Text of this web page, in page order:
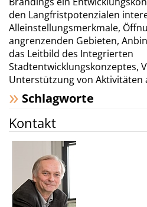
den Langfristpotenzialen
Alleinstellungsmerkmale,
angrenzenden Gebieten,
das Leitbild des Integrierten
Stadtentwicklungskonzeptes,
Unterstützung von Aktivitäten
Schlagworte
Kontakt